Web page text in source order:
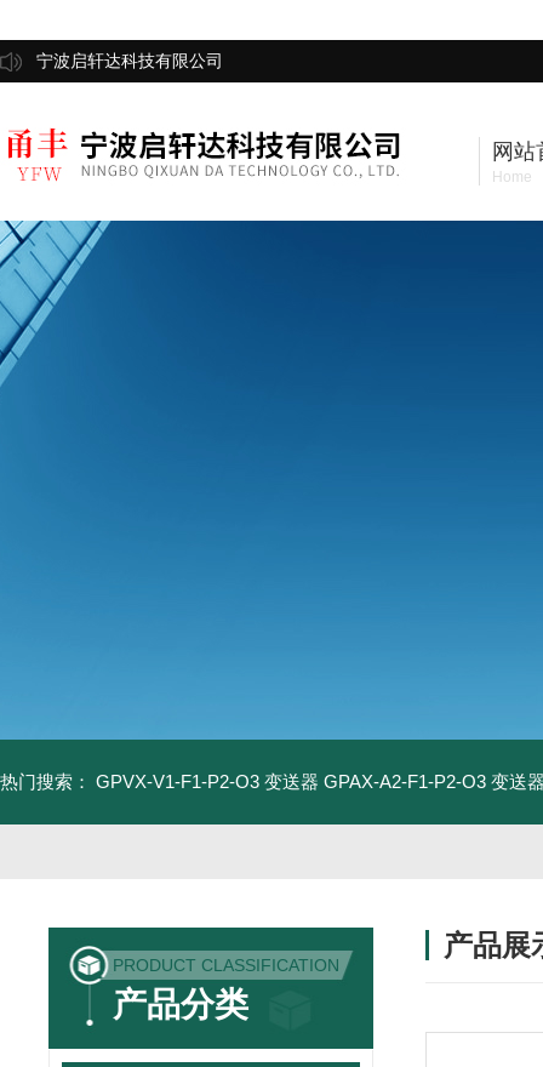
宁波启轩达科技有限公司
网站
Home
热门搜索： GPVX-V1-F1-P2-O3 变送器 GPAX-A2-F1-P2-O3 变送
PRODUCT CLASSIFICATION
产品分类
产品展